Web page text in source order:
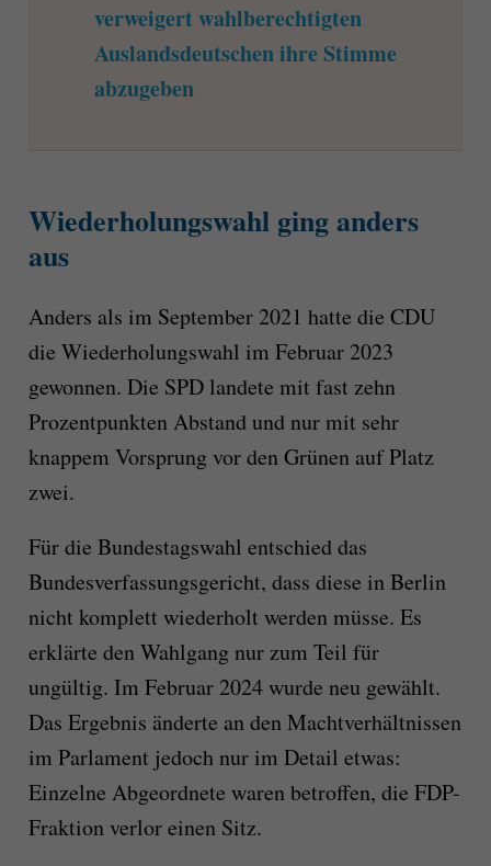
verweigert wahlberechtigten
Auslandsdeutschen ihre Stimme
abzugeben
Wiederholungswahl ging anders
aus
Anders als im September 2021 hatte die CDU
die Wiederholungswahl im Februar 2023
gewonnen. Die SPD landete mit fast zehn
Prozentpunkten Abstand und nur mit sehr
knappem Vorsprung vor den Grünen auf Platz
zwei.
Für die Bundestagswahl entschied das
Bundesverfassungsgericht, dass diese in Berlin
nicht komplett wiederholt werden müsse. Es
erklärte den Wahlgang nur zum Teil für
ungültig. Im Februar 2024 wurde neu gewählt.
Das Ergebnis änderte an den Machtverhältnissen
im Parlament jedoch nur im Detail etwas:
Einzelne Abgeordnete waren betroffen, die FDP-
Fraktion verlor einen Sitz.